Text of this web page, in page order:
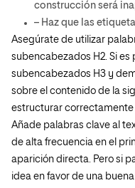
construcción será
– Haz que las
Asegúrate de utilizar
subencabezados H2. Si es
subencabezados H3 y
sobre el contenido de la
estructurar correctamente
Añade palabras clave al
de alta frecuencia en el
aparición directa. Pero si
idea en favor de una